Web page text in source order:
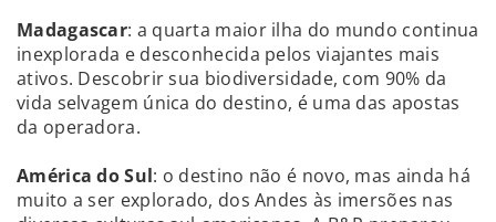
Madagascar: a quarta maior ilha do mundo continua
inexplorada e desconhecida pelos viajantes mais
ativos. Descobrir sua biodiversidade, com 90% da
vida selvagem única do destino, é uma das apostas
da operadora.
América do Sul: o destino não é novo, mas ainda há
muito a ser explorado, dos Andes às imersões nas